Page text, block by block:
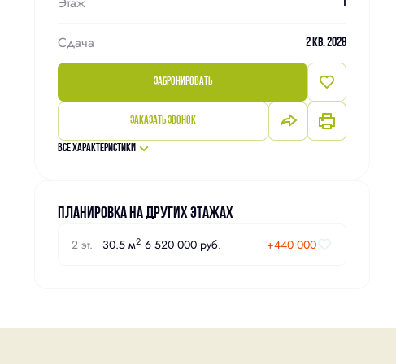
1
Сдача 2 кв. 2028
Забронировать
Заказать звонок
Все характеристики
Планировка на других этажах
2 эт.
30.5 м2 6 520 000 руб. +440 000